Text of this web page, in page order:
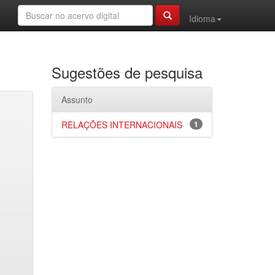
Idioma
Sugestões de pesquisa
Assunto
1
RELAÇÕES INTERNACIONAIS